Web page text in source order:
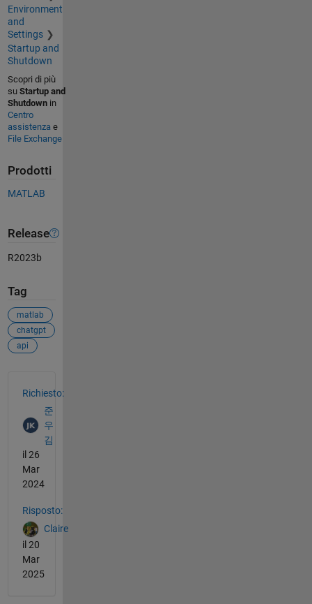
Environment
and
Settings
Startup and
Shutdown
Scopri di più
su Startup and
Shutdownin
Centro
assistenza e
File Exchange
Prodotti
MATLAB
Release
R2023b
Tag
matlab
chatgpt
api
Richiesto:
준
우
김
il 26
Mar
2024
Risposto:
Claire
il 20
Mar
2025